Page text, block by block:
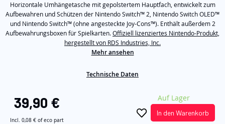
derselben
Seite.
Horizontale Umhängetasche mit gepolstertem Hauptfach, entwickelt zum
Aufbewahren und Schützen der Nintendo Switch™ 2, Nintendo Switch OLED™
und Nintendo Switch™ (ohne angesteckte Joy-Cons™). Enthält außerdem 2
Aufbewahrungsboxen für Spielkarten.Offiziell lizenziertes Nintendo-Produkt,
hergestellt von RDS Industries, Inc.
Mehr ansehen
Technische Daten
39,90 €
Incl. 0,08 € of eco part
Auf Lager
In den Warenkorb